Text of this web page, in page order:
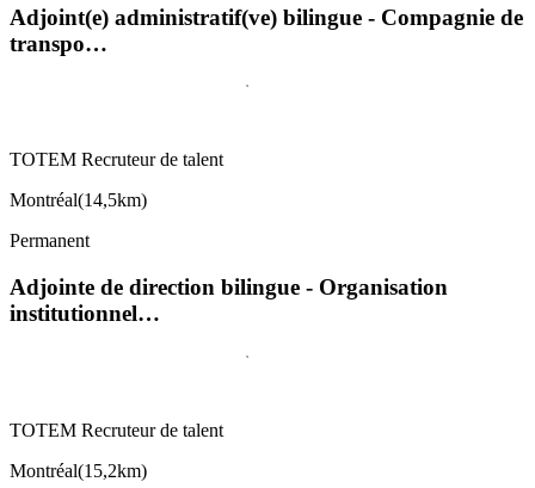
Adjoint(e) administratif(ve) bilingue - Compagnie de
transpo…
TOTEM Recruteur de talent
Montréal(14,5km)
Permanent
Adjointe de direction bilingue - Organisation
institutionnel…
TOTEM Recruteur de talent
Montréal(15,2km)